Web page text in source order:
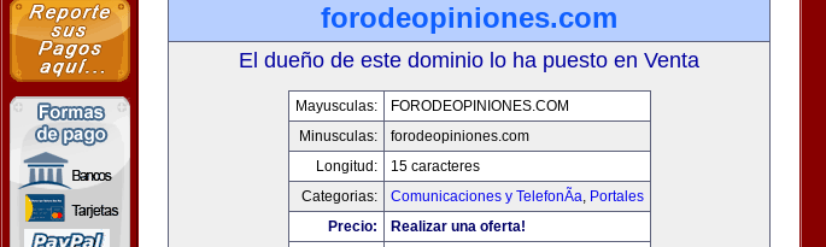
forodeopiniones.com
El dueño de este dominio lo ha puesto en Venta
Mayusculas:
FORODEOPINIONES.COM
Minusculas:
forodeopiniones.com
Longitud:
15 caracteres
Categorias:
Comunicaciones y TelefonÃ­a, Portales
Precio:
Realizar una oferta!